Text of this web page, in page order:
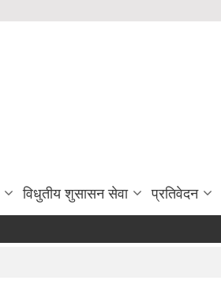
विधुतीय शुसासन सेवा प्रतिवेदन